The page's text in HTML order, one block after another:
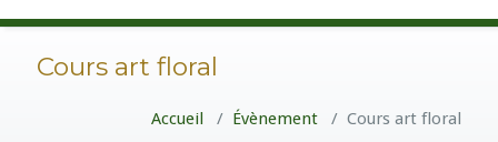
Cours art floral
Accueil / Évènement / Cours art floral